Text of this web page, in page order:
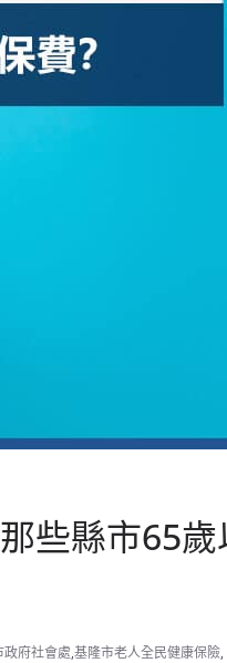
些縣市65
政府社會處,基隆市老人全民健康保險,